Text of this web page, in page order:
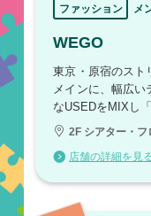
ファッション メ
WEGO
東京・原宿のスト
メインに、幅広い
なUSEDをMIXし
2F シアター・フ
店舗の詳細を見